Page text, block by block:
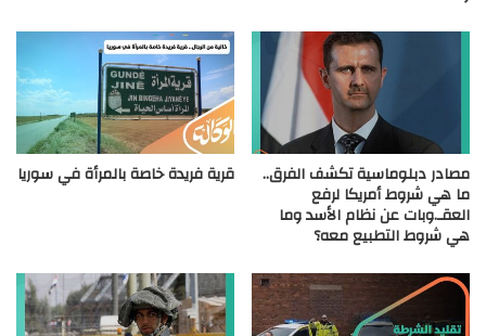
مصادر دبلوماسية تكشف الفرق..
ما هي شروط أمريكا لرفع
العقـ.وبات عن نظام الأسد وما
هي شروط التطبيع معه؟
قرية فريدة خاصة بالمرأة في سوريا